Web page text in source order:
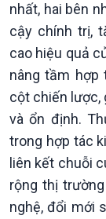
Podcast
nhất, hai bên
cậy chính trị,
cao hiệu quả
nâng tầm hợp
cột chiến lược,
và ổn định.
trong hợp tác
liên kết chuỗi
rộng thị
nghệ, đổi mới